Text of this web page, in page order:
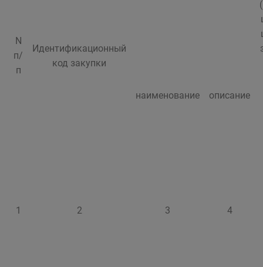
N
п/
п
Идентификационный
код закупки
наименование описание
1 2 3 4